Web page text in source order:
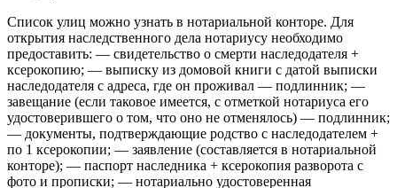
Список улиц можно узнать в нотариальной конторе. Для
открытия наследственного дела нотариусу необходимо
предоставить: — свидетельство о смерти наследодателя +
ксерокопию; — выписку из домовой книги с датой выписки
наследодателя с адреса, где он проживал — подлинник; —
завещание (если таковое имеется, с отметкой нотариуса его
удостоверившего о том, что оно не отменялось) — подлинник;
— документы, подтверждающие родство с наследодателем +
по 1 ксерокопии; — заявление (составляется в нотариальной
конторе); — паспорт наследника + ксерокопия разворота с
фото и прописки; — нотариально удостоверенная